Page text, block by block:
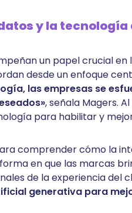
y la
un papel crucial en
desde un enfoque
las empresas se
, señala Magers.
para habilitar y
comprender cómo la
en que las marcas
de la experiencia del
generativa para